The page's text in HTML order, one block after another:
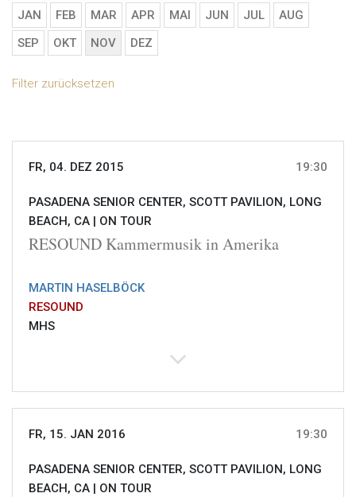
JAN
FEB MAR APR MAI JUN JUL
AUG
SEP
OKT NOV DEZ
Filter zurücksetzen
FR, 04. DEZ 2015 19:30
PASADENA SENIOR CENTER, SCOTT PAVILION, LONG
BEACH, CA | ON TOUR
RESOUND Kammermusik in Amerika
MARTIN HASELBÖCK
RESOUND
MHS
FR, 15. JAN 2016 19:30
PASADENA SENIOR CENTER, SCOTT PAVILION, LONG
BEACH, CA | ON TOUR